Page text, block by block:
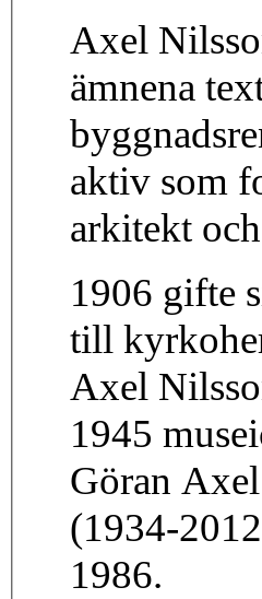
Axel
ämnena
aktiv som
arkitekt
1906 gifte
till
Axel
1945
Göran
(1934-
1986.